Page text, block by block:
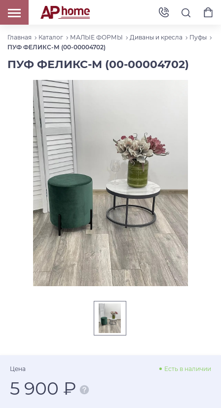
Главная Каталог МАЛЫЕ ФОРМЫ Диваны и кресла
Пуфы
ПУФ ФЕЛИКС-М (00-00004702)
ПУФ ФЕЛИКС-М (00-00004702)
Цена Есть в наличии
5 900 ₽